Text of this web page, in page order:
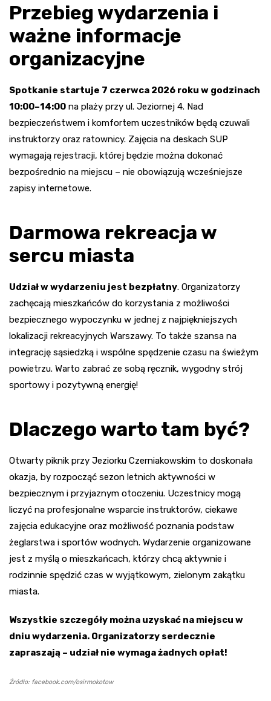
Przebieg wydarzenia i
ważne informacje
organizacyjne
Spotkanie startuje 7 czerwca 2026 roku w godzinach
10:00–14:00 na plaży przy ul. Jeziornej 4. Nad
bezpieczeństwem i komfortem uczestników będą czuwali
instruktorzy oraz ratownicy. Zajęcia na deskach SUP
wymagają rejestracji, której będzie można dokonać
bezpośrednio na miejscu – nie obowiązują wcześniejsze
zapisy internetowe.
Darmowa rekreacja w
sercu miasta
Udział w wydarzeniu jest bezpłatny. Organizatorzy
zachęcają mieszkańców do korzystania z możliwości
bezpiecznego wypoczynku w jednej z najpiękniejszych
lokalizacji rekreacyjnych Warszawy. To także szansa na
integrację sąsiedzką i wspólne spędzenie czasu na świeżym
powietrzu. Warto zabrać ze sobą ręcznik, wygodny strój
sportowy i pozytywną energię!
Dlaczego warto tam być?
Otwarty piknik przy Jeziorku Czerniakowskim to doskonała
okazja, by rozpocząć sezon letnich aktywności w
bezpiecznym i przyjaznym otoczeniu. Uczestnicy mogą
liczyć na profesjonalne wsparcie instruktorów, ciekawe
zajęcia edukacyjne oraz możliwość poznania podstaw
żeglarstwa i sportów wodnych. Wydarzenie organizowane
jest z myślą o mieszkańcach, którzy chcą aktywnie i
rodzinnie spędzić czas w wyjątkowym, zielonym zakątku
miasta.
Wszystkie szczegóły można uzyskać na miejscu w
dniu wydarzenia. Organizatorzy serdecznie
zapraszają – udział nie wymaga żadnych opłat!
Źródło: facebook.com/osirmokotow